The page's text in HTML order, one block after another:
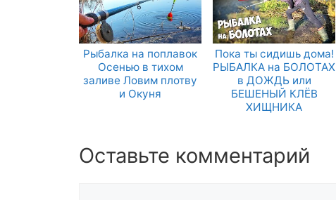
Рыбалка на поплавок
Осенью в тихом
заливе Ловим плотву
и Окуня
Пока ты сидишь дома!
РЫБАЛКА на БОЛОТАХ
в ДОЖДЬ или
БЕШЕНЫЙ КЛЁВ
ХИЩНИКА
Оставьте комментарий